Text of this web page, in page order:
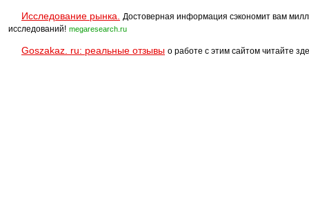
Исследование рынка.
Достоверная информация сэкономит вам
исследований! megaresearch.ru
Goszakaz. ru: реальные отзывы о работе с этим сайтом читайте